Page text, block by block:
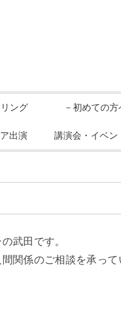
ング －初めての方
出演 講演会・イベン
武田です。
関係のご相談を承って